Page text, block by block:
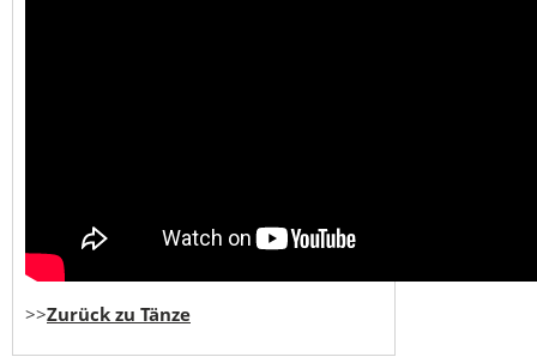
>>Zurück zu Tänze